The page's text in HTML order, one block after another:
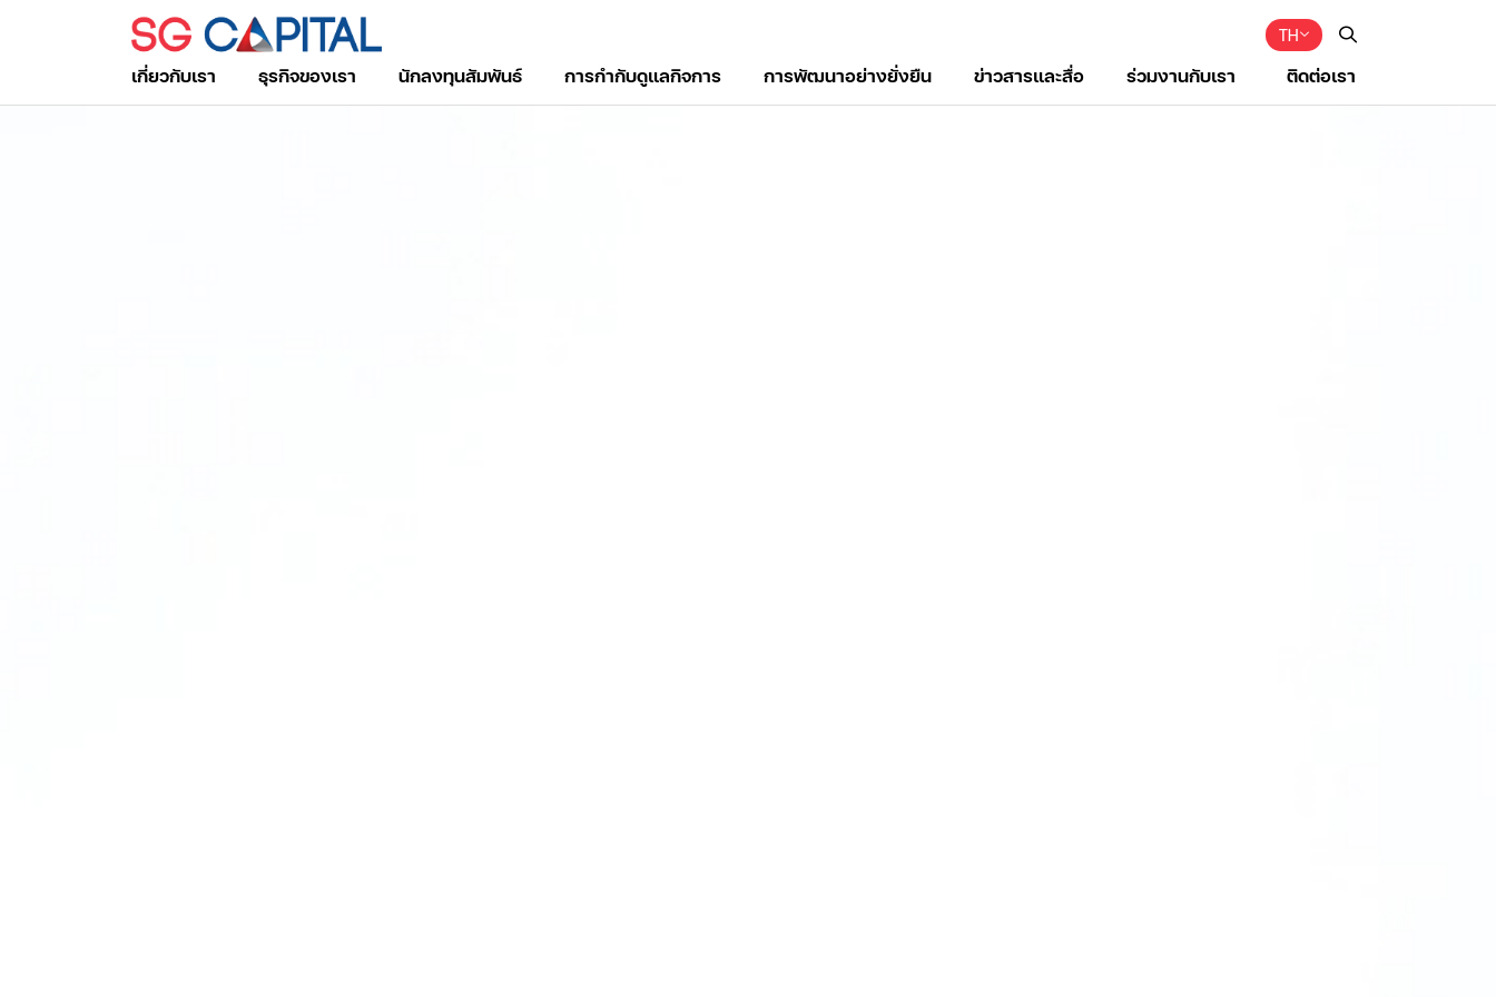
TH
เกี่ยวกับเรา ธุรกิจของเรา นักลงทุนสัมพันธ์ การกำกับดูแลกิจการ การพัฒนาอย่างยั่งยืน ข่าวสารและสื่อ ร่วมงานกับเรา ติดต่อเรา